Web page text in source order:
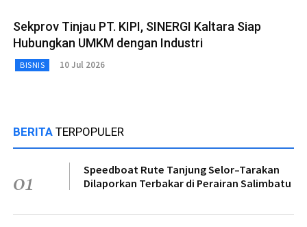
Sekprov Tinjau PT. KIPI, SINERGI Kaltara Siap
Hubungkan UMKM dengan Industri
BISNIS 10 Jul 2026
BERITA TERPOPULER
01
Speedboat Rute Tanjung Selor–Tarakan
Dilaporkan Terbakar di Perairan Salimbatu